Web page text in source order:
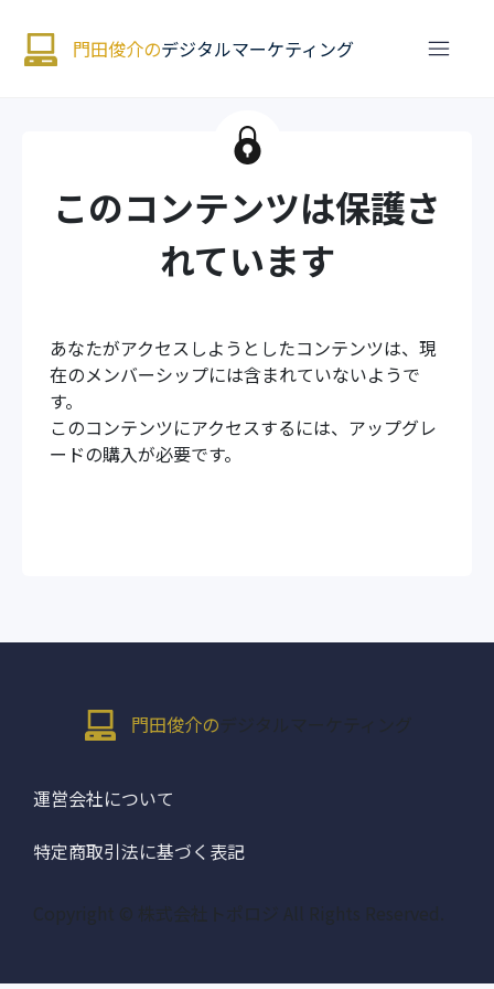
門田俊介のデジタルマーケティング
このコンテンツは保護さ
れています
あなたがアクセスしようとしたコンテンツは、現
在のメンバーシップには含まれていないようで
す。
このコンテンツにアクセスするには、アップグレ
ードの購入が必要です。
門田俊介の デジタルマーケティング
運営会社について
特定商取引法に基づく表記
Copyright © 株式会社トポロジ All Rights Reserved.